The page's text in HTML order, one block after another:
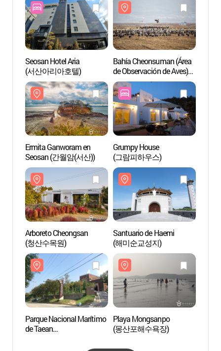
Seosan Hotel Aria
(서산아리아호텔)
Bahía Cheonsuman (Área
de Observación de Aves)
(천수만(철새도래지))
Ermita Ganworam en
Seosan (간월암(서산))
Grumpy House
(그람피하우스)
Arboreto Cheongsan
(청산수목원)
Santuario de Haemi
(해미순교성지)
Parque Nacional Marítimo
de Taean
Playa Mongsanpo
(몽산포해수욕장)